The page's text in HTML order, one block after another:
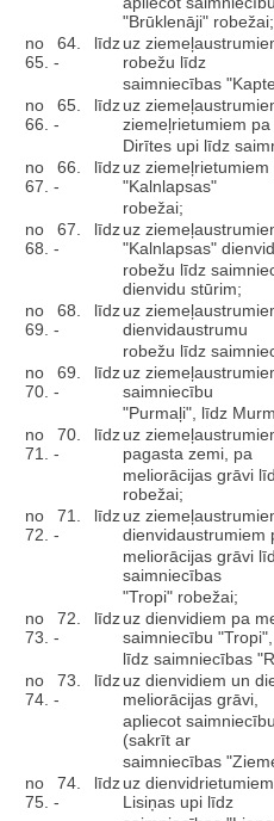
"Brūklenāji" robežai;
no 64. līdz
65. -
uz
robežu līdz
saimniecības
no 65. līdz
66. -
uz
ziemeļrietumiem pa
Dirītes upi līdz
no 66. līdz
67. -
uz
"Kalnlapsas"
robežai;
no 67. līdz
68. -
uz
"Kalnlapsas"
robežu līdz
dienvidu stūrim;
no 68. līdz
69. -
uz
dienvidaustrumu
robežu līdz
no 69. līdz
70. -
uz
saimniecību
"Purmaļi", līdz
no 70. līdz
71. -
uz
pagasta zemi, pa
meliorācijas grāvi
robežai;
no 71. līdz
72. -
uz
dienvidaustrumiem
meliorācijas grāvi
saimniecības
"Tropi" robežai;
no 72. līdz
73. -
uz dienvidiem pa
saimniecību "Tropi",
līdz saimniecības
no 73. līdz
74. -
uz dienvidiem un
meliorācijas grāvi,
apliecot
(sakrīt ar
saimniecības
no 74. līdz
75. -
uz
Lisiņas upi līdz